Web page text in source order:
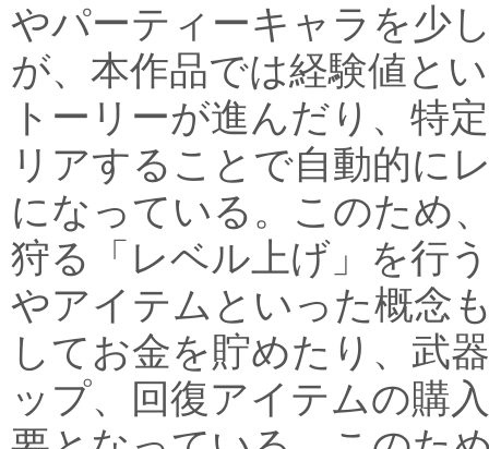
やパーティーキャラを少
が、本作品では経験値と
トーリーが進んだり、特
リアすることで自動的に
になっている。このため
狩る「レベル上げ」を行
やアイテムといった概念
してお金を貯めたり、武
ップ、回復アイテムの購